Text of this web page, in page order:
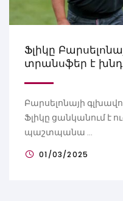
Ֆլիկը
տրանսֆեր է
Բարսելոնայի
Ֆլիկը ցանկանում է
պաշտպանա ...
01/03/2025